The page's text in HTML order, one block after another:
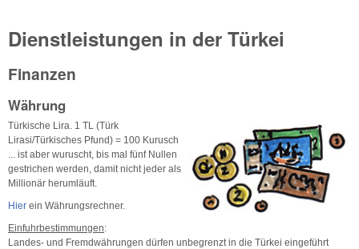
Dienstleistungen in der Türkei
Finanzen
Währung
Türkische Lira. 1 TL (Türk
Lirasi/Türkisches Pfund) = 100 Kurusch
... ist aber wuruscht, bis mal fünf Nullen
gestrichen werden, damit nicht jeder als
Millionär herumläuft.
Hier ein Währungsrechner.
Einfuhrbestimmungen:
Landes- und Fremdwährungen dürfen unbegrenzt in die Türkei eingeführt